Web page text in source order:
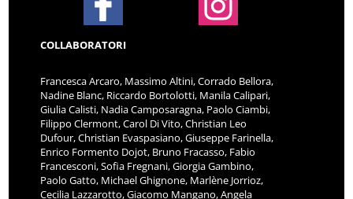
COLLABORATORI
Francesca Arcaro, Massimo Altini, Corrado Bellora,
Nadine Blanc, Riccardo Bortolotti, Manila Calipari,
Giulia Calisti, Nadia Camposaragna, Paolo Ciambi,
Filippo Clermont, Carol Di Vito, Christian Leo
Dufour, Christian Evaspasiano, Giuseppe Farinella,
Enrico Formento Dojot, Bruno Fracasso, Fabio
Francesconi, Sofia Fregnani, Giorgia Gambino,
Paolo Gatto, Michael Ghignone, Marlène Jorrioz,
Cecilia Lazzarotto, Giacomo Mangano, Angela